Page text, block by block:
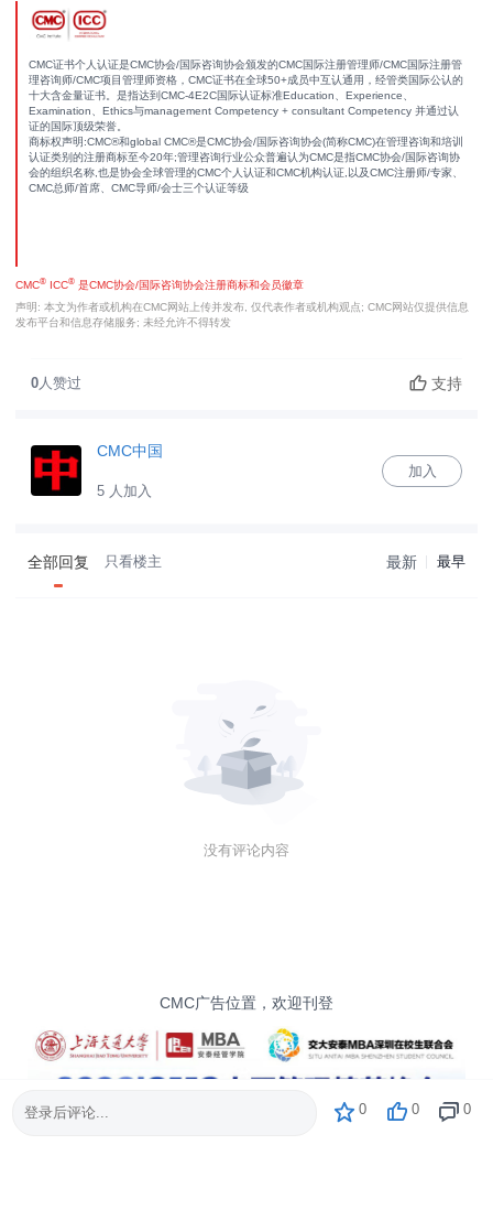
CMC证书个人认证是CMC协会/国际咨询协会颁发的CMC国际注册管理师/CMC国际注册管
理咨询师/CMC项目管理师资格，CMC证书在全球50+成员中互认通用，经管类国际公认的
十大含金量证书。是指达到CMC-4E2C国际认证标准Education、Experience、
Examination、Ethics与management Competency + consultant Competency 并通过认
证的国际顶级荣誉。
商标权声明:CMC®和global CMC®是CMC协会/国际咨询协会(简称CMC)在管理咨询和培训
认证类别的注册商标至今20年;管理咨询行业公众普遍认为CMC是指CMC协会/国际咨询协
会的组织名称,也是协会全球管理的CMC个人认证和CMC机构认证,以及CMC注册师/专家、
CMC总师/首席、CMC导师/会士三个认证等级
CMC® ICC® 是CMC协会/国际咨询协会注册商标和会员徽章
声明: 本文为作者或机构在CMC网站上传并发布, 仅代表作者或机构观点; CMC网站仅提供信息
发布平台和信息存储服务; 未经允许不得转发
0人赞过 支持
CMC中国
5 人加入
加入
全部回复 只看楼主 最新 最早
没有评论内容
登录后评论... 0 0 0
CMC广告位置，欢迎刊登